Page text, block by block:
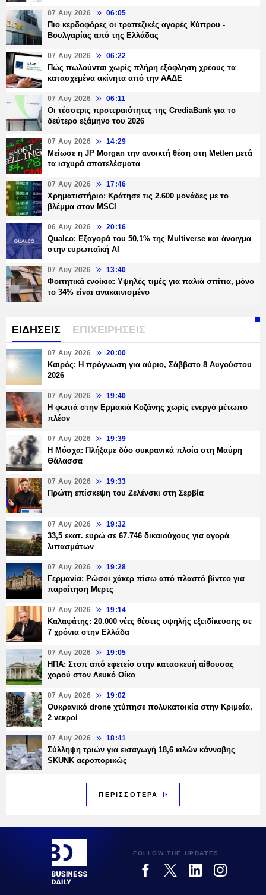
07 Αυγ 2026 06:05
Πιο κερδοφόρες οι τραπεζικές αγορές Κύπρου -
Βουλγαρίας από της Ελλάδας
07 Αυγ 2026 06:22
Πώς πωλούνται χωρίς πλήρη εξόφληση χρέους τα
κατασχεμένα ακίνητα από την ΑΑΔΕ
07 Αυγ 2026 06:11
Οι τέσσερις προτεραιότητες της CrediaBank για το
δεύτερο εξάμηνο του 2026
07 Αυγ 2026 14:29
Μείωσε η JP Morgan την ανοικτή θέση στη Metlen μετά
τα ισχυρά αποτελέσματα
07 Αυγ 2026 17:46
Χρηματιστήριο: Κράτησε τις 2.600 μονάδες με το
βλέμμα στον MSCI
06 Αυγ 2026 20:16
Qualco: Εξαγορά του 50,1% της Multiverse και άνοιγμα
στην ευρωπαϊκή AI
07 Αυγ 2026 13:40
Φοιτητικά ενοίκια: Υψηλές τιμές για παλιά σπίτια, μόνο
το 34% είναι ανακαινισμένο
ΕΙΔΗΣΕΙΣ ΕΠΙΧΕΙΡΗΣΕΙΣ
07 Αυγ 2026 20:00
Καιρός: Η πρόγνωση για αύριο, Σάββατο 8 Αυγούστου
2026
07 Αυγ 2026 19:40
Η φωτιά στην Ερμακιά Κοζάνης χωρίς ενεργό μέτωπο
πλέον
07 Αυγ 2026 19:39
Η Μόσχα: Πλήξαμε δύο ουκρανικά πλοία στη Μαύρη
Θάλασσα
07 Αυγ 2026 19:33
Πρώτη επίσκεψη του Ζελένσκι στη Σερβία
07 Αυγ 2026 19:32
33,5 εκατ. ευρώ σε 67.746 δικαιούχους για αγορά
λιπασμάτων
07 Αυγ 2026 19:28
Γερμανία: Ρώσοι χάκερ πίσω από πλαστό βίντεο για
παραίτηση Μερτς
07 Αυγ 2026 19:14
Καλαφάτης: 20.000 νέες θέσεις υψηλής εξειδίκευσης σε
7 χρόνια στην Ελλάδα
07 Αυγ 2026 19:05
ΗΠΑ: Στοπ από εφετείο στην κατασκευή αίθουσας
χορού στον Λευκό Οίκο
07 Αυγ 2026 19:02
Ουκρανικό drone χτύπησε πολυκατοικία στην Κριμαία,
2 νεκροί
07 Αυγ 2026 18:41
Σύλληψη τριών για εισαγωγή 18,6 κιλών κάνναβης
SKUNK αεροπορικώς
ΠΕΡΙΣΣΟΤΕΡΑ
FOLLOW THE UPDATES